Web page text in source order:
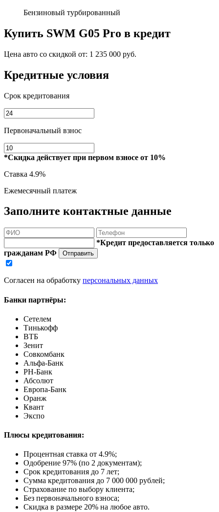
Бензиновый турбированный
Купить SWM G05 Pro в кредит
Цена авто со скидкой от: 1 235 000 руб.
Кредитные условия
Срок кредитования
Первоначальный взнос
*Скидка действует при первом взносе от 10%
Ставка 4.9%
Ежемесячный платеж
Заполните контактные данные
*Кредит предоставляется только
гражданам РФ
Отправить
Согласен на обработку персональных данных
Банки партнёры:
Сетелем
Тинькофф
ВТБ
Зенит
Совкомбанк
Альфа-Банк
РН-Банк
Абсолют
Европа-Банк
Оранж
Квант
Экспо
Плюсы кредитования:
Процентная ставка от 4.9%;
Одобрение 97% (по 2 документам);
Срок кредитования до 7 лет;
Сумма кредитования до 7 000 000 рублей;
Страхование по выбору клиента;
Без первоначального взноса;
Скидка в размере 20% на любое авто.